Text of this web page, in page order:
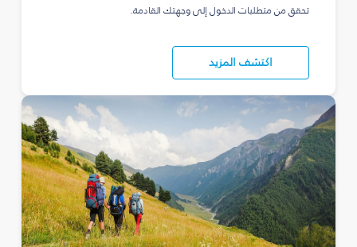
تحقق من متطلبات الدخول إلى وجهتك القادمة.
اكتشف المزيد